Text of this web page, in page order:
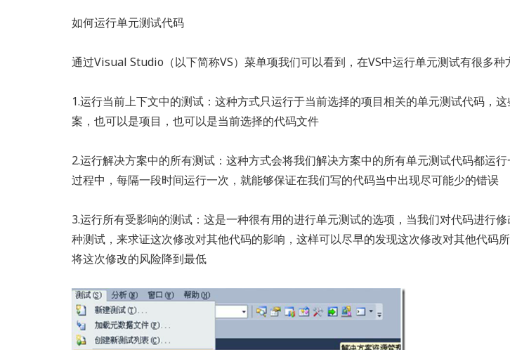
如何运行单元测试代码
通过Visual Studio（以下简称VS）菜单项我们可以看到，在VS中运行单元测试有很多种
1.运行当前上下文中的测试：这种方式只运行于当前选择的项目相关的单元测试代码，
案，也可以是项目，也可以是当前选择的代码文件
2.运行解决方案中的所有测试：这种方式会将我们解决方案中的所有单元测试代码都运
过程中，每隔一段时间运行一次，就能够保证在我们写的代码当中出现尽可能少的错误
3.运行所有受影响的测试：这是一种很有用的进行单元测试的选项，当我们对代码进行
种测试，来求证这次修改对其他代码的影响，这样可以尽早的发现这次修改对其他代码
将这次修改的风险降到最低